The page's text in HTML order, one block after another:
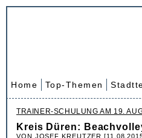
Home Top-Themen
TRAINER-SCHULUNG AM 19.
Kreis Düren:
VON JOSEF KREUTZER